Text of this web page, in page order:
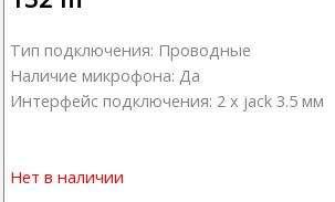
Тип подключения: Проводные
Наличие микрофона: Да
Интерфейс подключения: 2 x jack 3.5 мм
Нет в наличии